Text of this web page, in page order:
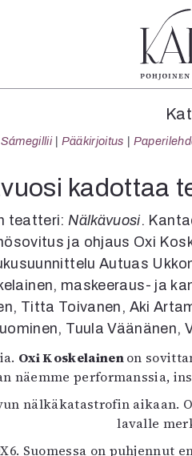
Verkkoartikkeli
Tanssi
Tanssi
Sarjakuva
Sámegillii
Pääkirjoitus
Paperilehdestä
Oulu2026
Näyttelyt
Musiikki
Levyt
Kuvataide
In English
Arkisto
5/
Sámegillii Pääkirjoitus
kadottaa
teatteri:Nälkävuosi.
ja ohjaus Oxi
Autuas
maskeeraus- ja
Titta Toivanen, Aki
Tuula
Oxi Koskelainenon
näemme performanssia,
nälkäkatastrofin
lavalle
Suomessa on